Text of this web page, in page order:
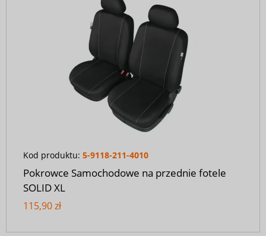
Kod produktu: 5-9118-211-4010
Pokrowce Samochodowe na przednie fotele
SOLID XL
115,90 zł